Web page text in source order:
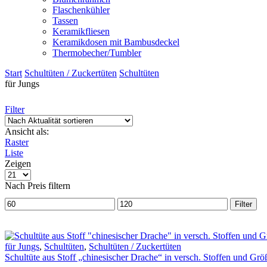
Flaschenkühler
Tassen
Keramikfliesen
Keramikdosen mit Bambusdeckel
Thermobecher/Tumbler
Start Schultüten / Zuckertüten Schultüten
für Jungs
Filter
Ansicht als:
Raster
Liste
Zeigen
Produkte
pro
Nach Preis filtern
Min.
Preis
Max.
Preis
Filter
für Jungs, Schultüten, Schultüten / Zuckertüten
Schultüte aus Stoff „chinesischer Drache“ in versch. Stoffen und